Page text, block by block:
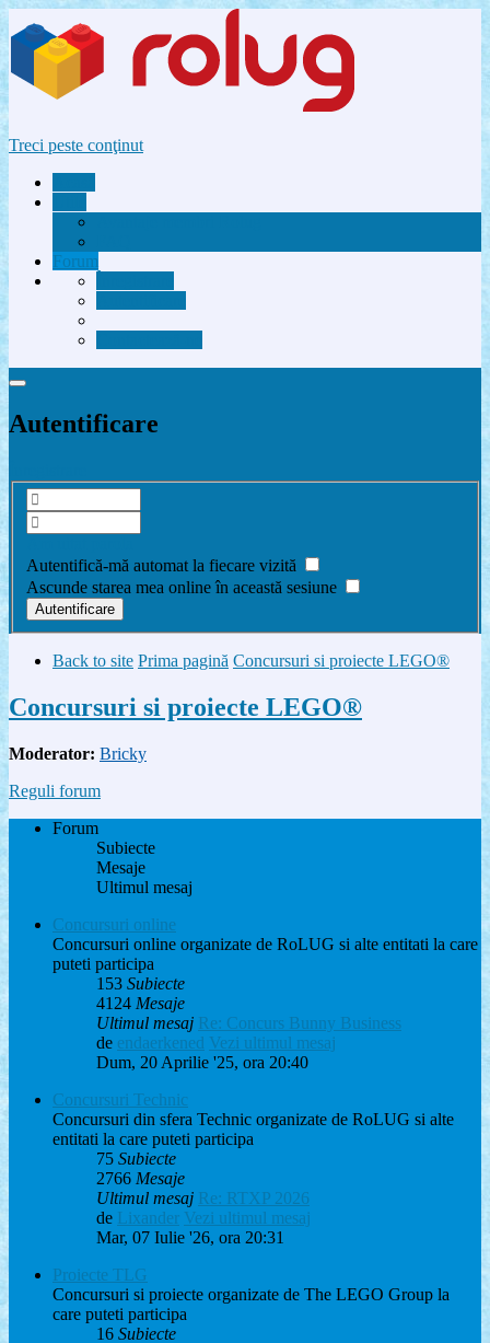
Treci peste conţinut
Forum
Autentificare
Autentifică-mă automat la fiecare vizită
Ascunde starea mea online în această sesiune
Back to site Prima pagină Concursuri si proiecte LEGO®
Concursuri si proiecte LEGO®
Moderator: Bricky
Reguli forum
Forum
Subiecte
Mesaje
Ultimul mesaj
Concursuri online
Concursuri online organizate de RoLUG si alte entitati la care
puteti participa
153 Subiecte
4124 Mesaje
Ultimul mesaj Re: Concurs Bunny Business
de endaerkened Vezi ultimul mesaj
Dum, 20 Aprilie '25, ora 20:40
Concursuri Technic
Concursuri din sfera Technic organizate de RoLUG si alte
entitati la care puteti participa
75 Subiecte
2766 Mesaje
Ultimul mesaj Re: RTXP 2026
de Lixander Vezi ultimul mesaj
Mar, 07 Iulie '26, ora 20:31
Proiecte TLG
Concursuri si proiecte organizate de The LEGO Group la
care puteti participa
16 Subiecte